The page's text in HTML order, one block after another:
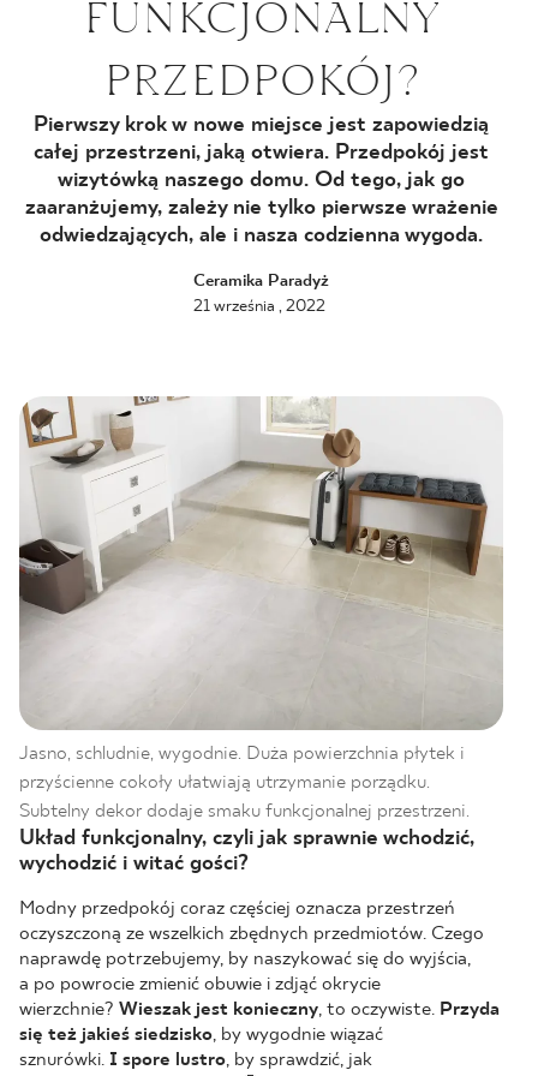
BLOG
O NAS
KARIERA
KONTAKT
PL EN SK DE UK RU
FUNKCJONALNY
PRZEDPOKÓJ?
Pierwszy krok w nowe miejsce jest zapowiedzią
całej przestrzeni, jaką otwiera. Przedpokój jest
wizytówką naszego domu. Od tego, jak go
zaaranżujemy, zależy nie tylko pierwsze wrażenie
odwiedzających, ale i nasza codzienna wygoda.
Ceramika Paradyż
21 września , 2022
Jasno, schludnie, wygodnie. Duża powierzchnia płytek i
przyścienne cokoły ułatwiają utrzymanie porządku.
Subtelny dekor dodaje smaku funkcjonalnej przestrzeni.
Układ funkcjonalny, czyli jak sprawnie wchodzić,
wychodzić i witać gości?
Modny przedpokój coraz częściej oznacza przestrzeń
oczyszczoną ze wszelkich zbędnych przedmiotów. Czego
naprawdę potrzebujemy, by naszykować się do wyjścia,
a po powrocie zmienić obuwie i zdjąć okrycie
wierzchnie? Wieszak jest konieczny, to oczywiste. Przyda
się też jakieś siedzisko, by wygodnie wiązać
sznurówki. I spore lustro, by sprawdzić, jak